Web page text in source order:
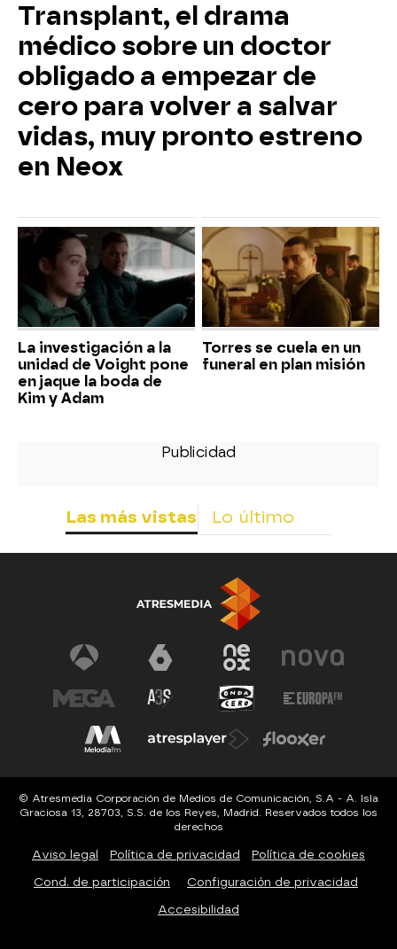
Transplant, el drama
médico sobre un doctor
obligado a empezar de
cero para volver a salvar
vidas, muy pronto estreno
en Neox
La investigación a la
unidad de Voight pone
en jaque la boda de
Kim y Adam
Torres se cuela en un
funeral en plan misión
Las más vistas Lo último
© Atresmedia Corporación de Medios de Comunicación, S.A - A. Isla
Graciosa 13, 28703, S.S. de los Reyes, Madrid. Reservados todos los
derechos
Aviso legal Política de privacidad Política de cookies
Cond. de participación Configuración de privacidad
Accesibilidad